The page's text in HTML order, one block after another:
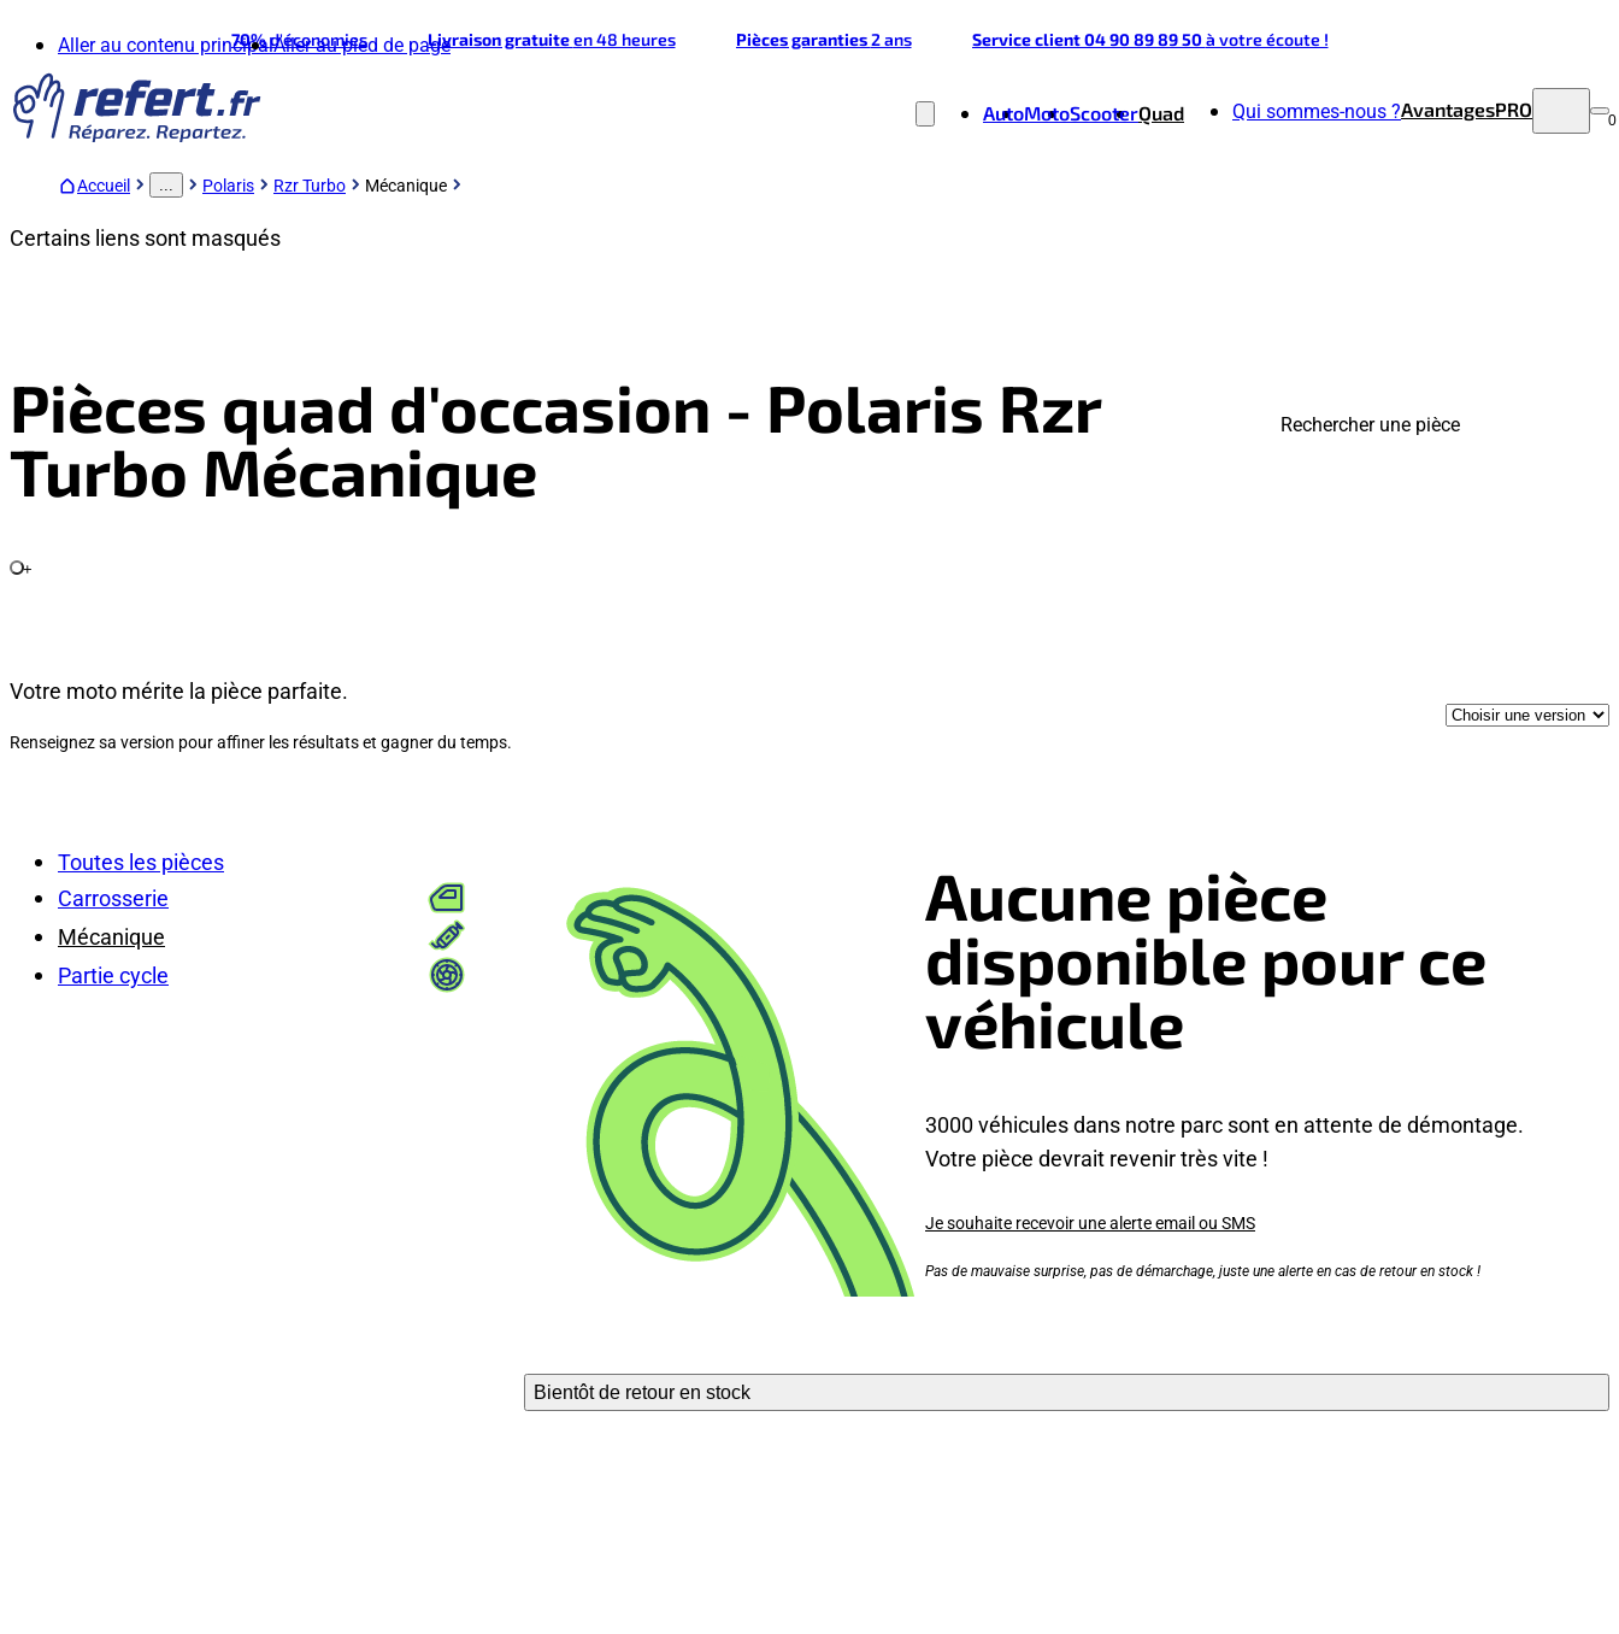
Aller au contenu principalAller au pied de page
70%d'économies Livraison gratuiteen 48 heures Pièces garanties2 ans Service client 04 90 89 89 50à votre écoute !
AutoMotoScooterQuad Qui sommes-nous ?AvantagesPRO 0
Accueil ... Polaris Rzr Turbo Mécanique
Certains liens sont masqués
Pièces quad d'occasion - Polaris Rzr
Turbo Mécanique
+
Rechercher une pièce
Votre moto mérite la pièce parfaite.
Renseignez sa version pour affiner les résultats et gagner du temps.
Toutes les pièces
Carrosserie
Mécanique
Partie cycle
Aucune pièce
disponible pour ce
véhicule
3000 véhicules dans notre parc sont en attente de démontage.
Votre pièce devrait revenir très vite !
Je souhaite recevoir une alerte email ou SMS
Pas de mauvaise surprise, pas de démarchage, juste une alerte en cas de retour en stock !
Bientôt de retour en stock